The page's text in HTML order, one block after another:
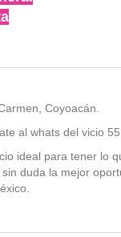
Coyoacán.
al whats del vicio
ideal para tener lo
duda la mejor